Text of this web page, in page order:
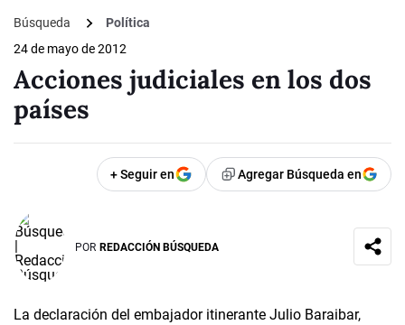
Búsqueda
Política
24 de mayo de 2012
Acciones judiciales en los dos
países
+ Seguir en Agregar Búsqueda en
POR REDACCIÓN BÚSQUEDA
La declaración del embajador itinerante Julio Baraibar,